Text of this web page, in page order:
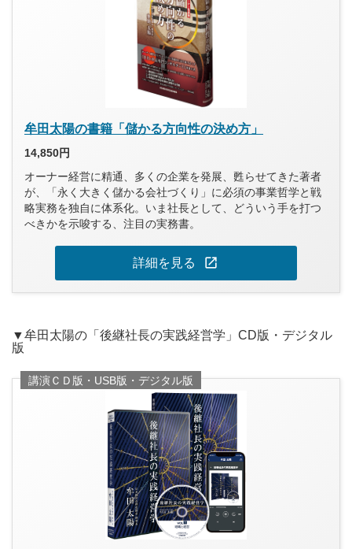
牟田太陽の書籍「儲かる方向性の決め方」
14,850円
オーナー経営に精通、多くの企業を発展、甦らせてきた著者
が、「永く大きく儲かる会社づくり」に必須の事業哲学と戦
略実務を独自に体系化。いま社長として、どういう手を打つ
べきかを示唆する、注目の実務書。
詳細を見る open_in_new
▼牟田太陽の「後継社長の実践経営学」CD版・デジタル
版
講演ＣＤ版・USB版・デジタル版